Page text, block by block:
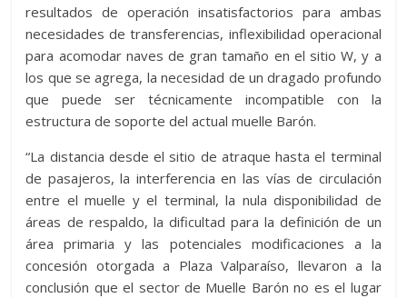
resultados de operación insatisfactorios para ambas
necesidades de transferencias, inflexibilidad operacional
para acomodar naves de gran tamaño en el sitio W, y a
los que se agrega, la necesidad de un dragado profundo
que puede ser técnicamente incompatible con la
estructura de soporte del actual muelle Barón.
“La distancia desde el sitio de atraque hasta el terminal
de pasajeros, la interferencia en las vías de circulación
entre el muelle y el terminal, la nula disponibilidad de
áreas de respaldo, la dificultad para la definición de un
área primaria y las potenciales modificaciones a la
concesión otorgada a Plaza Valparaíso, llevaron a la
conclusión que el sector de Muelle Barón no es el lugar